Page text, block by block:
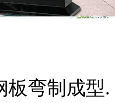
板弯制成型.